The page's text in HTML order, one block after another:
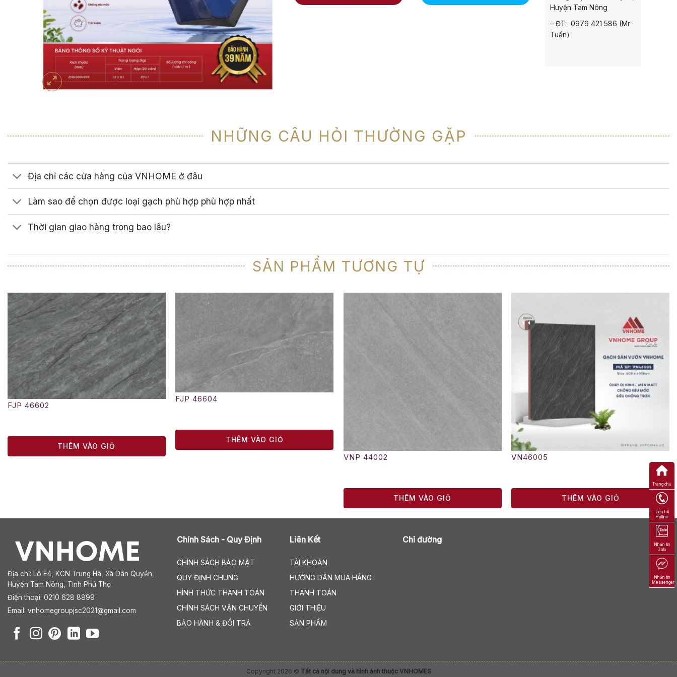
Huyện Tam Nông
– ĐT: 0979 421 586 (Mr
Tuấn)
NHỮNG CÂU HỎI THƯỜNG GẶP
Địa chỉ các cửa hàng của VNHOME ở đâu
Làm sao để chọn được loại gạch phù hợp phù hợp nhất
Thời gian giao hàng trong bao lâu?
SẢN PHẨM TƯƠNG TỰ
FJP 46602
THÊM VÀO GIỎ
FJP 46604
THÊM VÀO GIỎ
VNP 44002
THÊM VÀO GIỎ
VN46005
THÊM VÀO GIỎ
Địa chỉ: Lô E4, KCN Trung Hà, Xã Dân Quyền,
Huyện Tam Nông, Tỉnh Phú Thọ
Điện thoại: 0210 628 8899
Email: vnhomegroupjsc2021@gmail.com
Chính Sách - Quy Định
CHÍNH SÁCH BẢO MẬT
QUY ĐỊNH CHUNG
HÌNH THỨC THANH TOÁN
CHÍNH SÁCH VẬN CHUYỂN
BẢO HÀNH & ĐỔI TRẢ
Liên Kết
TÀI KHOẢN
HƯỚNG DẪN MUA HÀNG
THANH TOÁN
GIỚI THIỆU
SẢN PHẨM
Chỉ đường
Copyright 2026 © Tất cả nội dung và hình ảnh thuộc VNHOMES
Trang chủ
Liên hệ
Hotline
Nhắn tin
Zalo
Nhắn tin
Messenger